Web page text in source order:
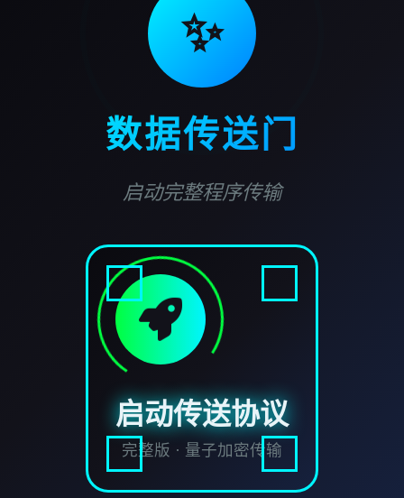
✨
数据传送门
启动完整程序传输
启动传送协议
完整版 · 量子加密传输